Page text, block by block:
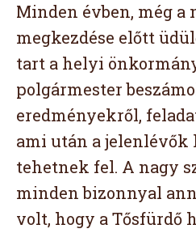
Minden évben, még a
megkezdése előtt
tart a helyi
polgármester
eredményekről,
ami után a jelenlévők
tehetnek fel. A nagy
minden bizonnyal
volt, hogy a Tősfürdő